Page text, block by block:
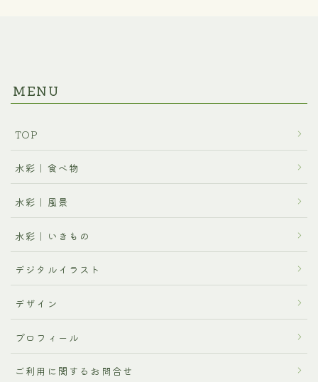
MENU
TOP
水彩｜食べ物
水彩｜風景
水彩｜いきもの
デジタルイラスト
デザイン
プロフィール
ご利用に関するお問合せ